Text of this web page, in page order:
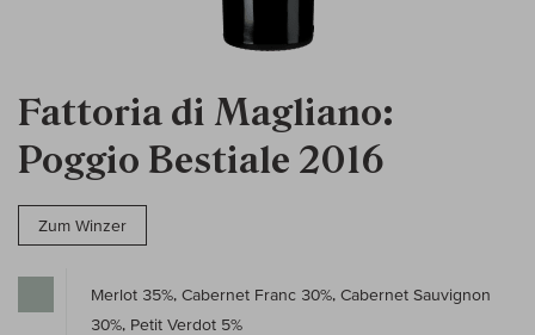
Fattoria di Magliano:
Poggio Bestiale 2016
Zum Winzer
Merlot 35%, Cabernet Franc 30%, Cabernet Sauvignon
30%, Petit Verdot 5%